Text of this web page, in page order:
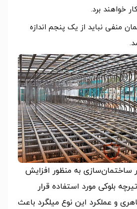
منفی نباید از یک پنجم اندازه
ساختمان‌سازی به منظور افزایش
بلوکی مورد استفاده قرار
و عملکرد این نوع میلگرد باعث